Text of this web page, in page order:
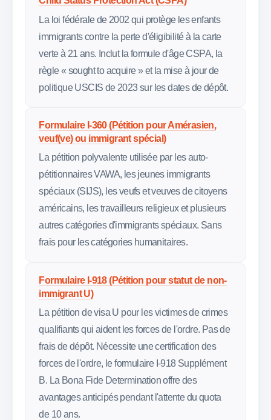
La loi fédérale de 2002 qui protège les enfants
immigrants contre la perte d'éligibilité à la carte
verte à 21 ans. Inclut la formule d'âge CSPA, la
règle « sought to acquire » et la mise à jour de
politique USCIS de 2023 sur les dates de dépôt.
Formulaire I-360 (Pétition pour Amérasien,
veuf(ve) ou immigrant spécial)
La pétition polyvalente utilisée par les auto-
pétitionnaires VAWA, les jeunes immigrants
spéciaux (SIJS), les veufs et veuves de citoyens
américains, les travailleurs religieux et plusieurs
autres catégories d'immigrants spéciaux. Sans
frais pour les catégories humanitaires.
Formulaire I-918 (Pétition pour statut de non-
immigrant U)
La pétition de visa U pour les victimes de crimes
qualifiants qui aident les forces de l'ordre. Pas de
frais de dépôt. Nécessite une certification des
forces de l'ordre, le formulaire I-918 Supplément
B. La Bona Fide Determination offre des
avantages anticipés pendant l'attente du quota
de 10 ans.